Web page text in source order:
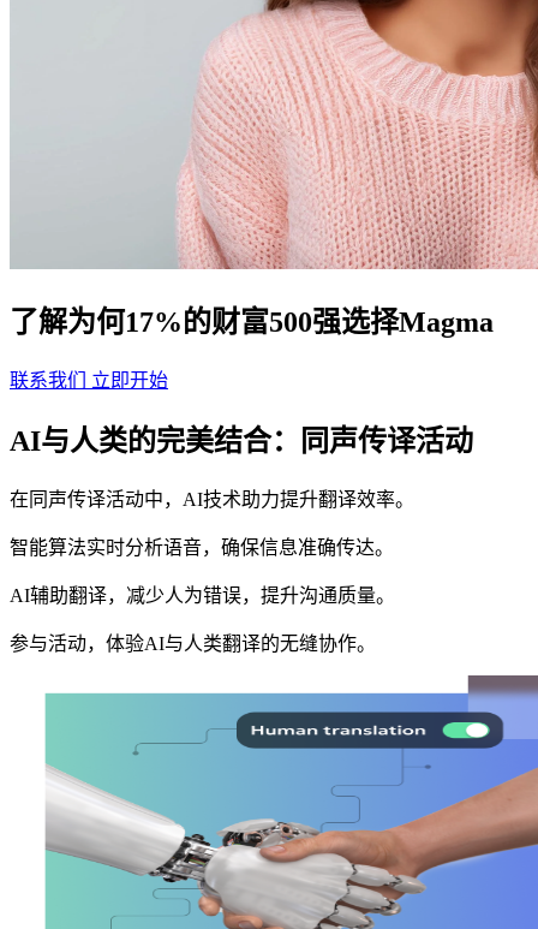
了解为何17%的财富500强选择Magma
联系我们 立即开始
AI与人类的完美结合：同声传译活动
在同声传译活动中，AI技术助力提升翻译效率。
智能算法实时分析语音，确保信息准确传达。
AI辅助翻译，减少人为错误，提升沟通质量。
参与活动，体验AI与人类翻译的无缝协作。